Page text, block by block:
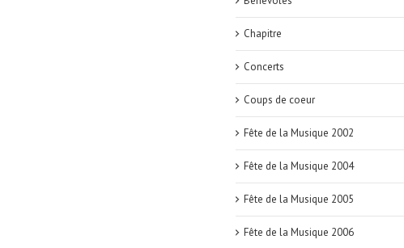
Chapitre
Concerts
Coups de coeur
Fête de la Musique 2002
Fête de la Musique 2004
Fête de la Musique 2005
Fête de la Musique 2006